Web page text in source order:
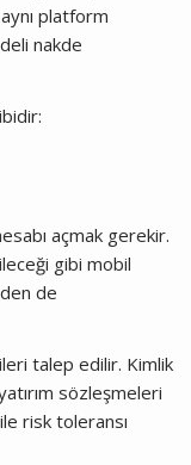
platform
nakde
açmak gerekir.
gibi mobil
de
talep edilir. Kimlik
sözleşmeleri
risk toleransı